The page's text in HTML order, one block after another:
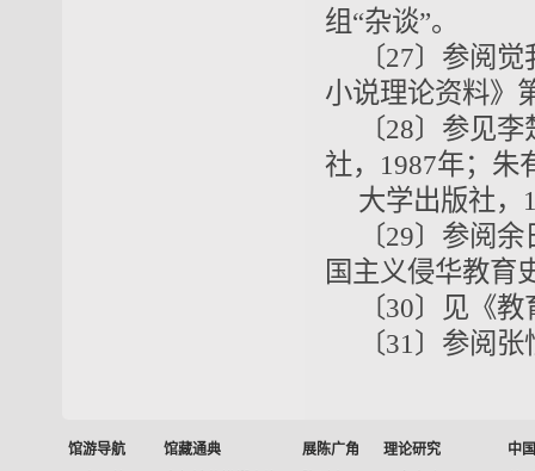
组“杂谈”。
〔27〕参阅
小说理论资料》
〔28〕参见
社，1987年；朱
大学出版社，
〔29〕参阅
国主义侵华教
〔30〕见《
〔31〕参阅
馆游导航
馆藏通典
展陈广角
理论研究
中